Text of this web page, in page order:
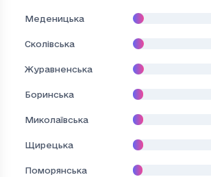
Меденицька
Сколівська
Журавненська
Боринська
Миколаївська
Щирецька
Поморянська